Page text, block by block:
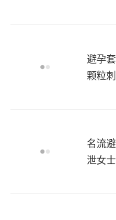
避孕
颗粒
名流
泄女